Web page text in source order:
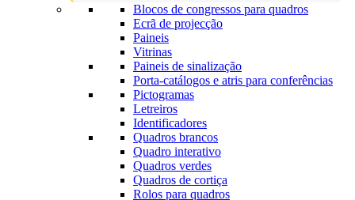
Blocos de congressos para quadros
Ecrã de projecção
Paineis
Vitrinas
Paineis de sinalização
Porta-catálogos e atris para conferências
Pictogramas
Letreiros
Identificadores
Quadros brancos
Quadro interativo
Quadros verdes
Quadros de cortiça
Rolos para quadros